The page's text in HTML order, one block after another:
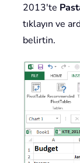
2013'te
tıklayın ve
belirtin.